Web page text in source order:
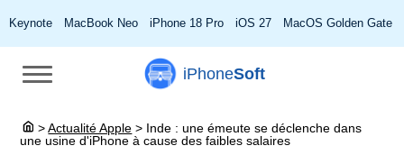
Keynote MacBook Neo iPhone 18 Pro iOS 27 MacOS Golden Gate
iPhoneSoft
> Actualité Apple > Inde : une émeute se déclenche dans
une usine d'iPhone à cause des faibles salaires